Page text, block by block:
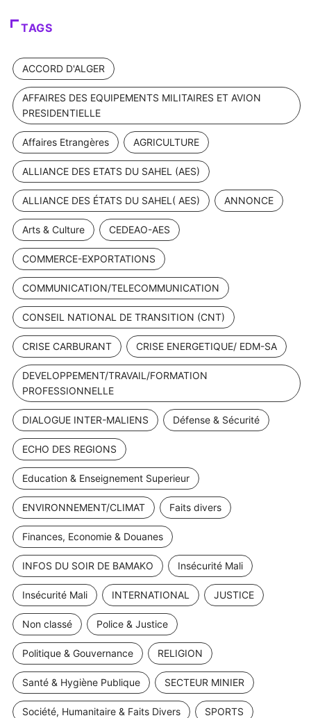
TAGS
ACCORD D'ALGER
AFFAIRES DES EQUIPEMENTS MILITAIRES ET AVION
PRESIDENTIELLE
Affaires Etrangères AGRICULTURE
ALLIANCE DES ETATS DU SAHEL (AES)
ALLIANCE DES ÉTATS DU SAHEL( AES) ANNONCE
Arts & Culture CEDEAO-AES
COMMERCE-EXPORTATIONS
COMMUNICATION/TELECOMMUNICATION
CONSEIL NATIONAL DE TRANSITION (CNT)
CRISE CARBURANT CRISE ENERGETIQUE/ EDM-SA
DEVELOPPEMENT/TRAVAIL/FORMATION
PROFESSIONNELLE
DIALOGUE INTER-MALIENS Défense & Sécurité
ECHO DES REGIONS
Education & Enseignement Superieur
ENVIRONNEMENT/CLIMAT Faits divers
Finances, Economie & Douanes
INFOS DU SOIR DE BAMAKO Insécurité Mali
Insécurité Mali INTERNATIONAL JUSTICE
Non classé Police & Justice
Politique & Gouvernance RELIGION
Santé & Hygiène Publique SECTEUR MINIER
Société, Humanitaire & Faits Divers SPORTS